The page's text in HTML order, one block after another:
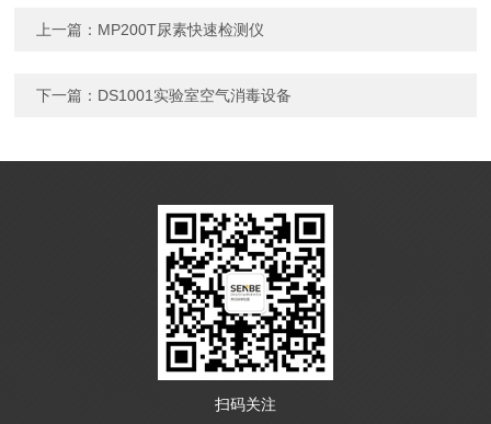
上一篇： MP200T尿素快速检测仪
下一篇： DS1001实验室空气消毒设备
扫码关注